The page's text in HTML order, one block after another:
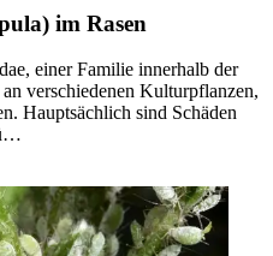
im Rasen
einer Familie innerhalb der
verschiedenen Kulturpflanzen,
Hauptsächlich sind Schäden